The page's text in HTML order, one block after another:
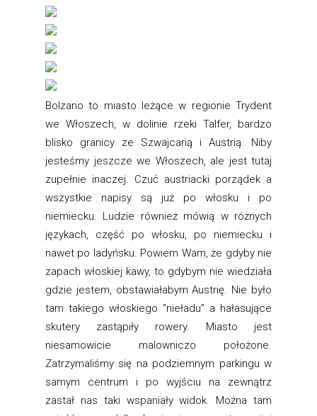
Bolzano to miasto leżące w regionie Trydent
we Włoszech, w dolinie rzeki Talfer, bardzo
blisko granicy ze Szwajcarią i Austrią. Niby
jesteśmy jeszcze we Włoszech, ale jest tutaj
zupełnie inaczej. Czuć austriacki porządek a
wszystkie napisy są już po włosku i po
niemiecku. Ludzie również mówią w różnych
językach, część po włosku, po niemiecku i
nawet po ladyńsku. Powiem Wam, że gdyby nie
zapach włoskiej kawy, to gdybym nie wiedziała
gdzie jestem, obstawiałabym Austrię. Nie było
tam takiego włoskiego "nieładu" a hałasujące
skutery zastąpiły rowery. Miasto jest
niesamowicie malowniczo położone.
Zatrzymaliśmy się na podziemnym parkingu w
samym centrum i po wyjściu na zewnątrz
zastał nas taki wspaniały widok. Można tam